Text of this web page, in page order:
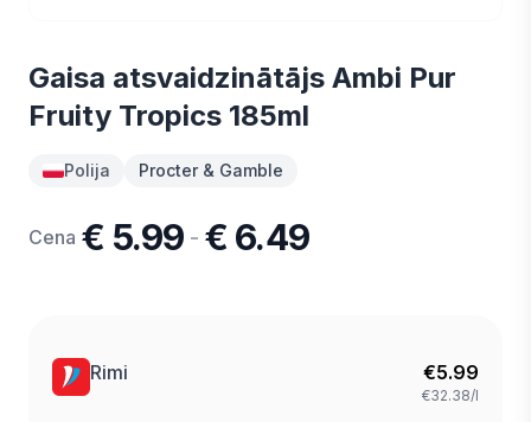
Gaisa atsvaidzinātājs Ambi Pur
Fruity Tropics 185ml
Polija Procter & Gamble
Cena € 5.99 - € 6.49
Rimi €5.99
€32.38/l